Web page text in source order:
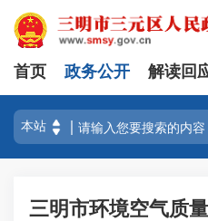
首页 政务公开 解读回
三明市环境空气质量